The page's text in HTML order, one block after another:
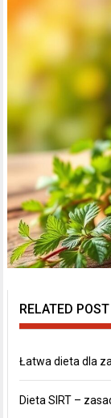
RELATED POST
Łatwa dieta dla
Dieta SIRT –